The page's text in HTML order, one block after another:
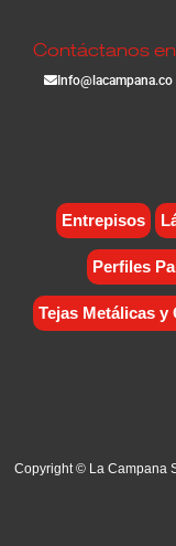
Contáctanos
Info@lacampana.co
Entrepisos
Perfiles
Tejas Metálicas
Copyright © La Campana